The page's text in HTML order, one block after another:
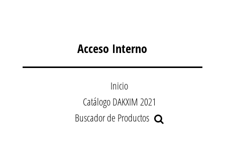
Acceso Interno
Inicio
Catálogo DAKXIM 2021
Buscador de Productos